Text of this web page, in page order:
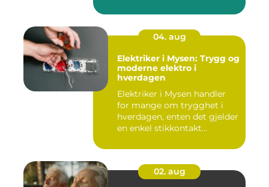
04. aug
Elektriker i Mysen: Trygg og
moderne elektro i
hverdagen
Elektriker i Mysen handler
for mange om trygghet i
hverdagen, enten det gjelder
en enkel stikkontakt...
02. aug